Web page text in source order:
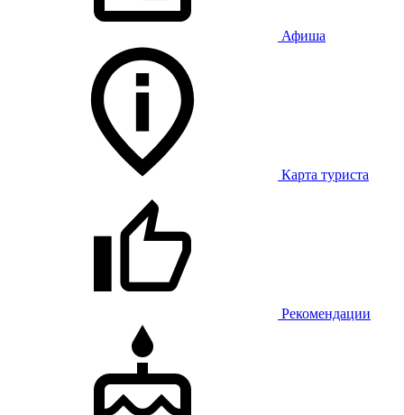
Афиша
Карта туриста
Рекомендации